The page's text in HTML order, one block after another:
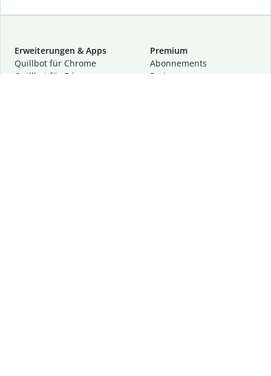
Erweiterungen & Apps
Quillbot für Chrome
Quillbot für Edge
Premium
Abon­ne­ments
Preise